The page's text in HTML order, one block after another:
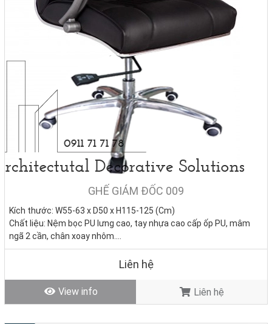
GHẾ GIÁM ĐỐC 009
Kích thước: W55-63 x D50 x H115-125 (Cm)
Chất liệu: Nệm bọc PU lưng cao, tay nhựa cao cấp ốp PU, mâm
ngã 2 cần, chân xoay nhôm.
Tình trạng:Hàng mới - Còn hàng
Liên hệ
View info Liên hệ